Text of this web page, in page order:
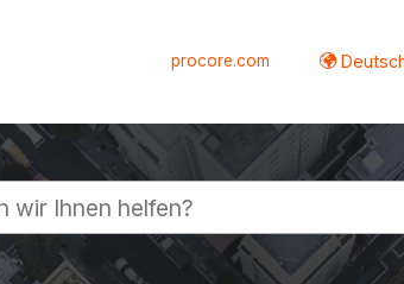
procore.com